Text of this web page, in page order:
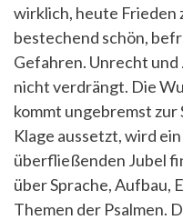
wirklich, heute Frieden
bestechend schön,
Gefahren. Unrecht
nicht verdrängt. Die
kommt ungebremst zur
Klage aussetzt, wird
überfließenden Jubel
über Sprache, Aufbau,
Themen der Psalmen.